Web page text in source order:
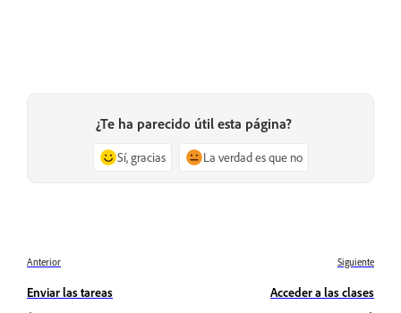
¿Te ha parecido útil esta página?
Sí, gracias La verdad es que no
Anterior
Enviar las tareas
Siguiente
Acceder a las clases